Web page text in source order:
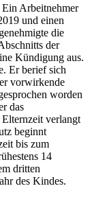
Arbeitnehmer
und einen
die
der
Kündigung aus.
Er berief sich
vorwirkende
worden
das
verlangt
beginnt
bis zum
14
dritten
des Kindes.